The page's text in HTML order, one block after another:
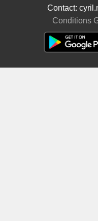
Contact:
Conditions